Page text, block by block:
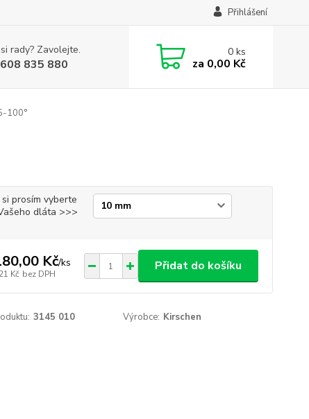
Přihlášení
rady? Zavolejte.
835 880
0ks
za 0,00 Kč
100°
prosím vyberte
dláta >>>
Kč/ks
Kč bez DPH
Přidat do košíku
3145 010 Výrobce: Kirschen